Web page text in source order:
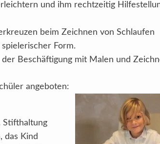
und ihm rechtzeitig
beim Zeichnen von Schlaufen
Form.
Beschäftigung mit Malen und
angeboten:
Stifthaltung
das Kind